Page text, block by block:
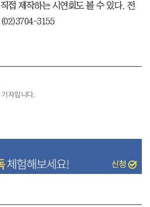
접 제작하는 시연회도 볼 수 있다. 전
3155
자입니다.